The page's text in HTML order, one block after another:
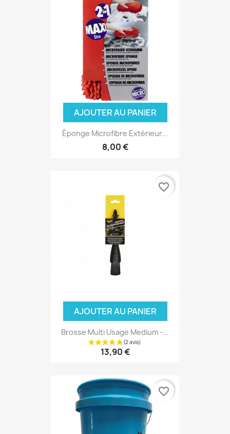
AJOUTER AU PANIER
Éponge Microfibre Extérieur...
8,00 €
AJOUTER AU PANIER
Brosse Multi Usage Medium -...
13,90 €
favorite_border
favorite_border